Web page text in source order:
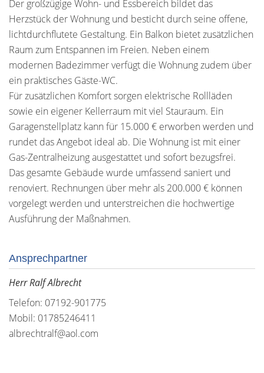
Der großzügige Wohn- und Essbereich bildet das
Herzstück der Wohnung und besticht durch seine offene,
lichtdurchflutete Gestaltung. Ein Balkon bietet zusätzlichen
Raum zum Entspannen im Freien. Neben einem
modernen Badezimmer verfügt die Wohnung zudem über
ein praktisches Gäste-WC.
Für zusätzlichen Komfort sorgen elektrische Rollläden
sowie ein eigener Kellerraum mit viel Stauraum. Ein
Garagenstellplatz kann für 15.000 € erworben werden und
rundet das Angebot ideal ab. Die Wohnung ist mit einer
Gas-Zentralheizung ausgestattet und sofort bezugsfrei.
Das gesamte Gebäude wurde umfassend saniert und
renoviert. Rechnungen über mehr als 200.000 € können
vorgelegt werden und unterstreichen die hochwertige
Ausführung der Maßnahmen.
Ansprechpartner
Herr Ralf Albrecht
Telefon: 07192-901775
Mobil: 01785246411
albrechtralf@aol.com